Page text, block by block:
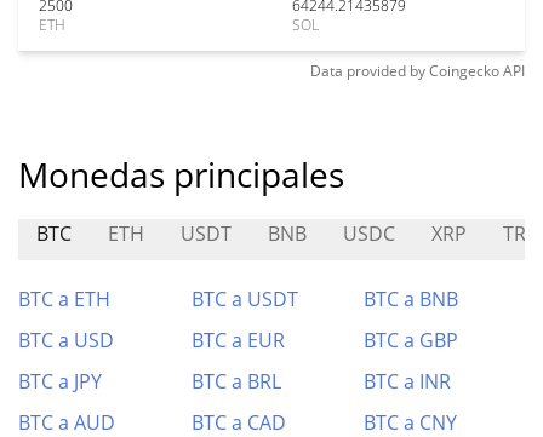
2500
ETH
64244.21435879
SOL
Data provided byCoingeckoAPI
Monedas principales
BTC ETH USDT BNB USDC XRP TRX
BTC a ETH BTC a USDT
BTC a BNB
BTC a USD
BTC a EUR
BTC a GBP
BTC a JPY
BTC a BRL
BTC a INR
BTC a AUD
BTC a CAD
BTC a CNY